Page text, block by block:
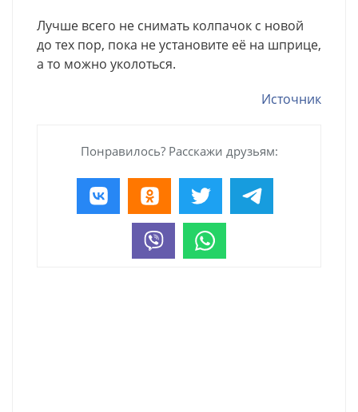
Лучше всего не снимать колпачок с новой
до тех пор, пока не установите её на шприце,
а то можно уколоться.
Источник
Понравилось? Расскажи друзьям: